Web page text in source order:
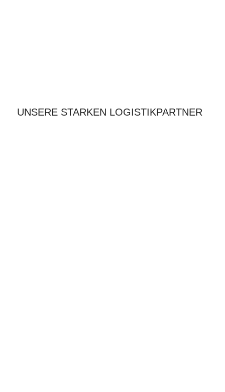
UNSERE STARKEN LOGISTIKPARTNER